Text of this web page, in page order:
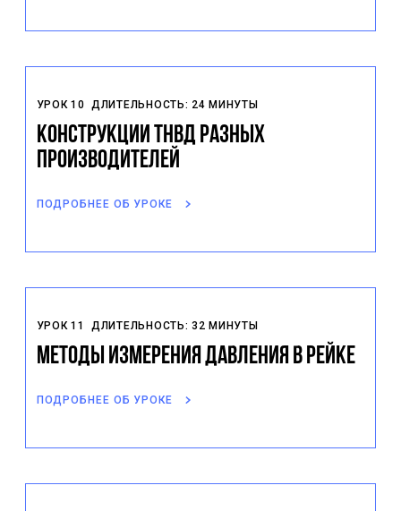
УРОК 10 ДЛИТЕЛЬНОСТЬ: 24 МИНУТЫ
Конструкции ТНВД разных
производителей
ПОДРОБНЕЕ ОБ УРОКЕ
УРОК 11 ДЛИТЕЛЬНОСТЬ: 32 МИНУТЫ
Методы измерения давления в рейке
ПОДРОБНЕЕ ОБ УРОКЕ